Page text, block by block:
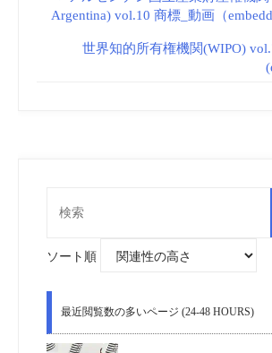
Argentina) vol.10 商標_動画（
世界知的所有権機関(WIPO)
ソート順
最近閲覧数の多いページ (24-48 HOURS)